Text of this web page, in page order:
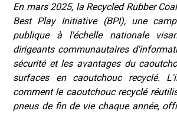
En mars 2025, la Recycled Rubber
Best Play Initiative (BPI), une
publique à l'échelle nationale
dirigeants communautaires
sécurité et les avantages du
surfaces en caoutchouc recyclé.
comment le caoutchouc recyclé
pneus de fin de vie chaque année,